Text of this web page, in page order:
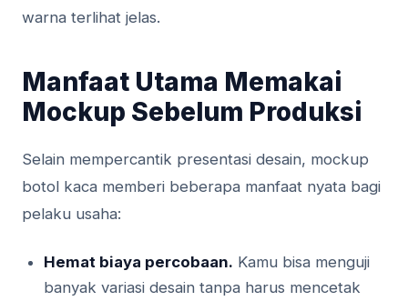
warna terlihat jelas.
Manfaat Utama Memakai
Mockup Sebelum Produksi
Selain mempercantik presentasi desain, mockup
botol kaca memberi beberapa manfaat nyata bagi
pelaku usaha:
Hemat biaya percobaan. Kamu bisa menguji
banyak variasi desain tanpa harus mencetak